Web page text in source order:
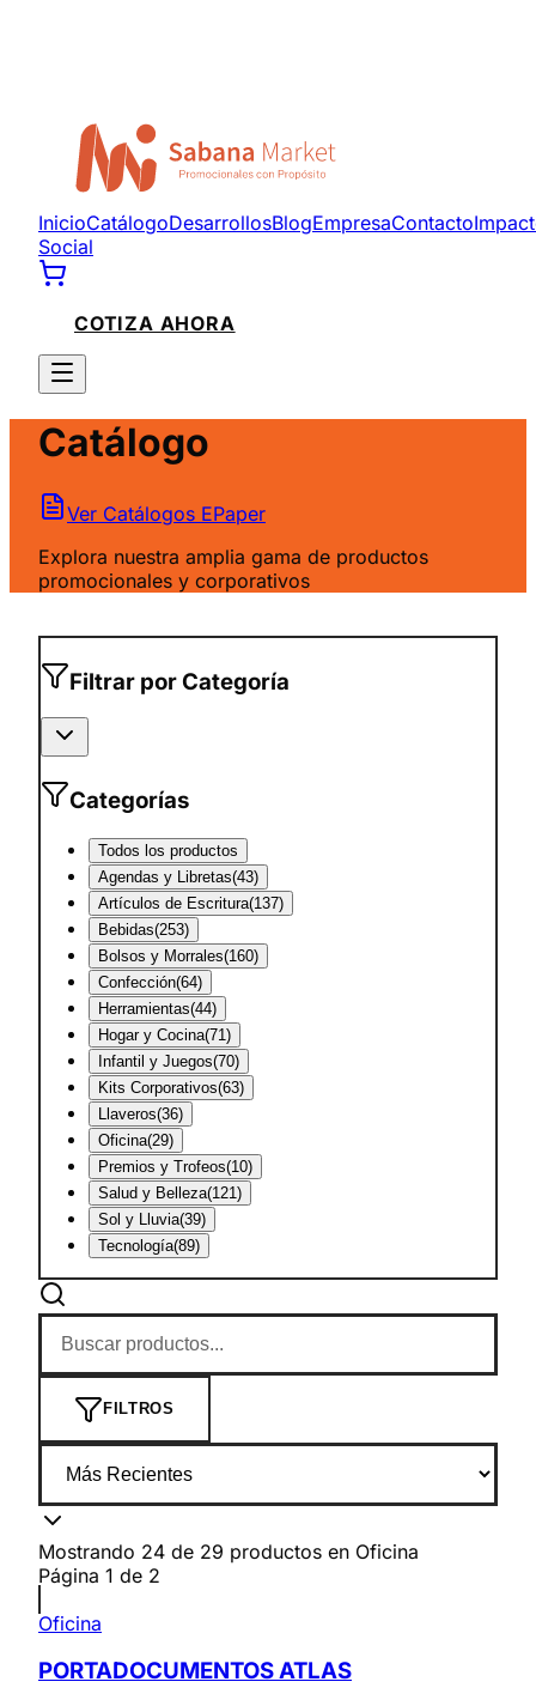
InicioCatálogoDesarrollosBlogEmpresaContacto
Social
COTIZA AHORA
Catálogo
Ver Catálogos EPaper
Explora nuestra amplia gama de productos
promocionales y corporativos
Filtrar por Categoría
Categorías
Todos los productos
Agendas y Libretas(43)
Artículos de Escritura(137)
Bebidas(253)
Bolsos y Morrales(160)
Confección(64)
Herramientas(44)
Hogar y Cocina(71 )
Infantil y Juegos(70)
Kits Corporativos(63)
Llaveros(36)
Oficina(29)
Premios y Trofeos(10)
Salud y Belleza(121 )
Sol y Lluvia(39)
Tecnología(89)
FILTROS
Mostrando 24 de 29 productos en Oficina
Página 1 de 2
Oficina
PORTADOCUMENTOS ATLAS